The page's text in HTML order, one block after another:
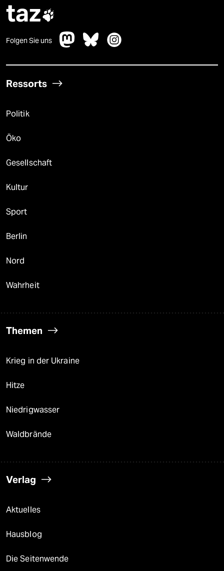
taz
Folgen Sie uns
Ressorts
Politik
Öko
Gesellschaft
Kultur
Sport
Berlin
Nord
Wahrheit
Themen
Krieg in der Ukraine
Hitze
Niedrigwasser
Waldbrände
Verlag
Aktuelles
Hausblog
Die Seitenwende